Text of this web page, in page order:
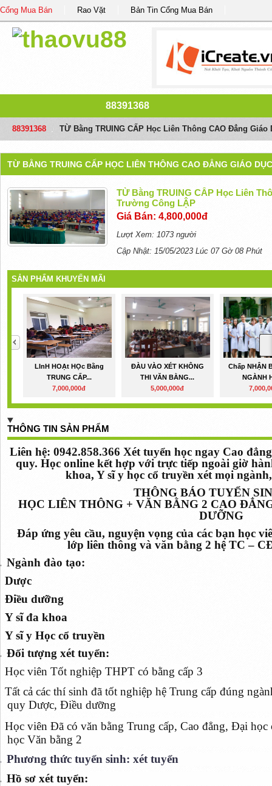
Cổng Mua Bán Rao Vặt Bản Tin Cổng Mua Bán
88391368
88391368 TỪ Bằng TRUING CẤP Học Liên Thông CAO Đẳng
TỪ BẰNG TRUING CẤP HỌC LIÊN THÔNG CAO ĐẲNG GIÁO
TỪ Bằng TRUING CẤP Học Liên
Trường Công LẬP
Giá Bán: 4,800,000đ
Lượt Xem: 1073 người
Cập Nhật: 15/05/2023 Lúc 07 Gờ 08 Phút
SẢN PHẨM KHUYẾN MÃI
LInH HOẠt HỌc Bằng
TRUNG CẤP...
7,000,000đ
ĐÀU VÀO XÉT KHÔNG
THI VĂN BẰNG...
5,000,000đ
Chấp NHẬN
NGÀNH
THÔNG TIN SẢN PHẨM
Liên hệ: 0942.858.366 Xét tuyển học ngay Cao
quy. Học online kết hợp với trực tiếp ngoài giờ
khoa, Y sĩ y học cổ truyền xét mọi
THÔNG BÁO TUYỂN
HỌC LIÊN THÔNG + VĂN BẰNG 2 CAO
DƯỠNG
Đáp ứng yêu cầu, nguyện vọng của các bạn học
lớp liên thông và văn bằng 2 hệ TC –
Ngành đào tạo:
Dược
Điều dưỡng
Y sĩ đa khoa
Y sĩ y Học cổ truyền
Đối tượng xét tuyển:
Học viên Tốt nghiệp THPT có bằng cấp 3
Tất cả các thí sinh đã tốt nghiệp hệ Trung cấp đúng
quy Dược, Điều dưỡng
Học viên Đã có văn bằng Trung cấp, Cao đẳng, Đại học
học Văn bằng 2
Phương thức tuyển sinh: xét tuyển
Hồ sơ xét tuyển: